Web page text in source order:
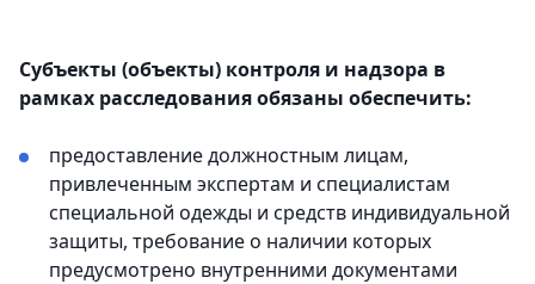
Субъекты (объекты) контроля и надзора в
рамках расследования обязаны обеспечить:
предоставление должностным лицам,
привлеченным экспертам и специалистам
специальной одежды и средств индивидуальной
защиты, требование о наличии которых
предусмотрено внутренними документами